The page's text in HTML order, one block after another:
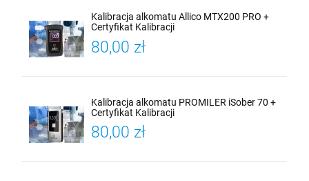
Kalibracja alkomatu Allico MTX200 PRO +
Certyfikat Kalibracji
80,00 zł
Kalibracja alkomatu PROMILER iSober 70 +
Certyfikat Kalibracji
80,00 zł